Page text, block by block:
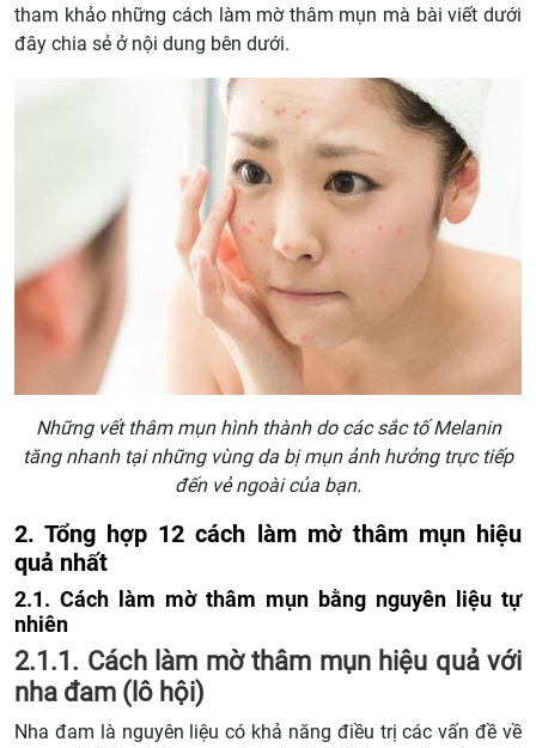
tham khảo những cách làm mờ thâm mụn mà bài viết dưới
đây chia sẻ ở nội dung bên dưới.
Những vết thâm mụn hình thành do các sắc tố Melanin
tăng nhanh tại những vùng da bị mụn ảnh hưởng trực tiếp
đến vẻ ngoài của bạn.
2. Tổng hợp 12 cách làm mờ thâm mụn hiệu
quả nhất
2.1. Cách làm mờ thâm mụn bằng nguyên liệu tự
nhiên
2.1.1. Cách làm mờ thâm mụn hiệu quả với
nha đam (lô hội)
Nha đam là nguyên liệu có khả năng điều trị các vấn đề về